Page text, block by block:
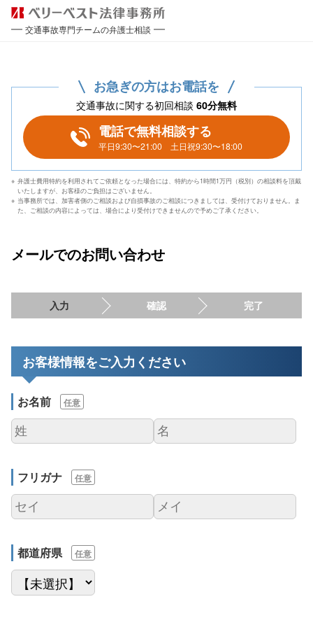
交通事故専門チームの弁護士相談
お急ぎの方はお電話を
交通事故に関する初回相談 60分無料
電話で無料相談する
平日9:30〜21:00 土日祝9:30〜18:00
弁護士費用特約を利用されてご依頼となった場合には、特約から1時間1万円（税別）の相談料を頂戴
いたしますが、お客様のご負担はございません。
当事務所では、加害者側のご相談および自損事故のご相談につきましては、受付けておりません。ま
た、ご相談の内容によっては、場合により受付けできませんので予めご了承ください。
メールでのお問い合わせ
入力 確認 完了
お客様情報をご入力ください
お名前 任意
フリガナ 任意
都道府県 任意